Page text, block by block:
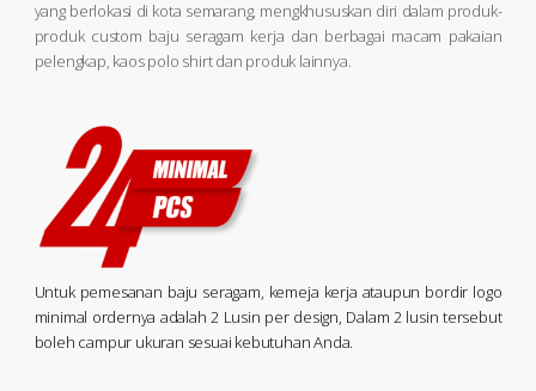
yang berlokasi di kota semarang, mengkhususkan diri dalam produk-
produk custom baju seragam kerja dan berbagai macam pakaian
pelengkap, kaos polo shirt dan produk lainnya.
Untuk pemesanan baju seragam, kemeja kerja ataupun bordir logo
minimal ordernya adalah 2 Lusin per design, Dalam 2 lusin tersebut
boleh campur ukuran sesuai kebutuhan Anda.